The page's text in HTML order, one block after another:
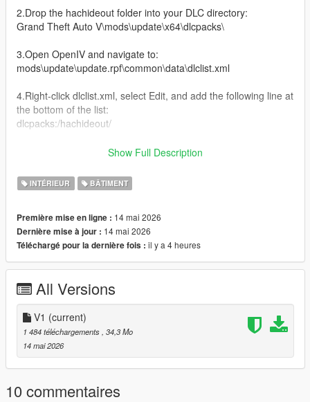
2.Drop the hachideout folder into your DLC directory:
Grand Theft Auto V\mods\update\x64\dlcpacks\
3.Open OpenIV and navigate to:
mods\update\update.rpf\common\data\dlclist.xml
4.Right-click dlclist.xml, select Edit, and add the following line at
the bottom of the list:
dlcpacks:/hachideout/
hachideout' to your server.cfg
v1- release
Show Full Description
INTÉRIEUR BÂTIMENT
Première mise en ligne : 14 mai 2026
Dernière mise à jour : 14 mai 2026
Téléchargé pour la dernière fois : il y a 4 heures
All Versions
V1 (current)
1 484 téléchargements , 34,3 Mo
14 mai 2026
10 commentaires